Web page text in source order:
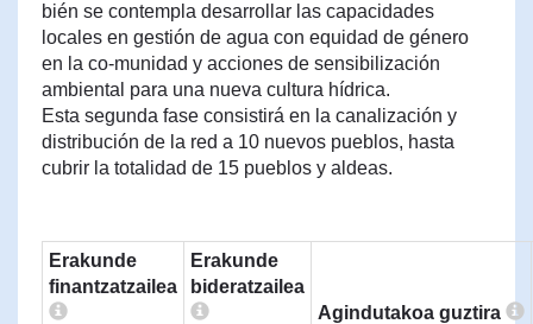
bién se contempla desarrollar las capacidades
locales en gestión de agua con equidad de género
en la co-munidad y acciones de sensibilización
ambiental para una nueva cultura hídrica.
Esta segunda fase consistirá en la canalización y
distribución de la red a 10 nuevos pueblos, hasta
cubrir la totalidad de 15 pueblos y aldeas.
Erakunde
finantzatzailea
Erakunde
bideratzailea
Agindutakoa guztira